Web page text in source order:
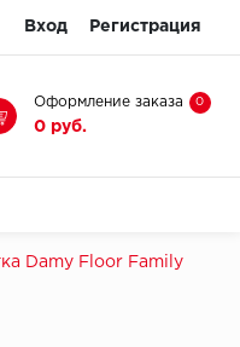
Вход Регистрация
Оформление заказа 0
0 руб.
Damy Floor Family